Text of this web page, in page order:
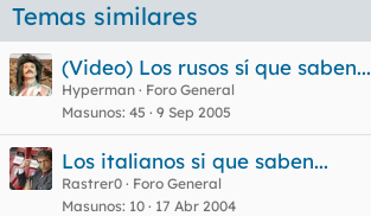
Temas similares
(Video) Los rusos sí que saben...
Hyperman
Foro General
Masunos 45 9 Sep 2005
Los italianos si que saben...
Rastrer0
Foro General
Masunos 10 17 Abr 2004